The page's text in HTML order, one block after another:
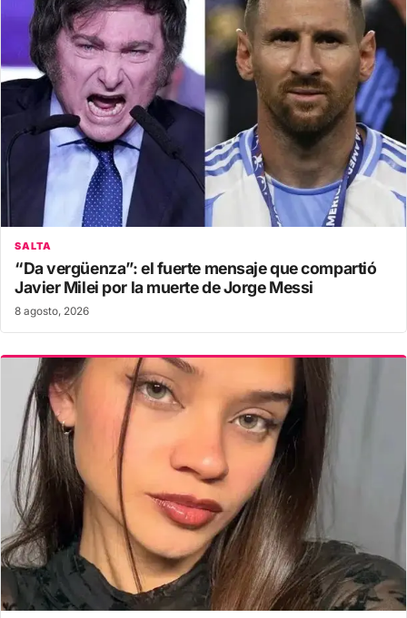
SALTA
“Da vergüenza”: el fuerte mensaje que compartió
Javier Milei por la muerte de Jorge Messi
8 agosto, 2026